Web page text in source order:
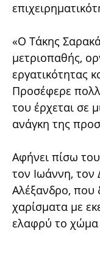
«Ο Τάκης
μετριοπαθής,
εργατικότητας
Προσέφερε
του έρχεται σε
ανάγκη της
Αφήνει πίσω
τον Ιωάννη, τον
Αλέξανδρο, που
χαρίσματα με
ελαφρύ το χώμα